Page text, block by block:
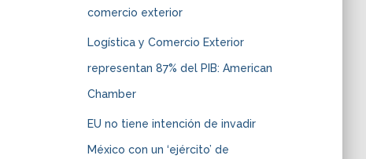
comercio exterior
Logística y Comercio Exterior
representan 87% del PIB: American
Chamber
EU no tiene intención de invadir
México con un ‘ejército’ de